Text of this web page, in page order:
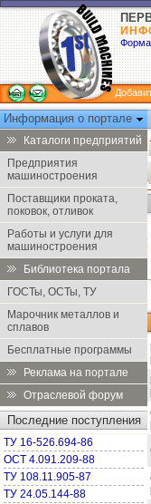
Форма
Информация о портале
Каталоги предприятий
Предприятия
машиностроения
Поставщики проката,
поковок, отливок
Работы и услуги для
машиностроения
Библиотека портала
ГОСТы, ОСТы, ТУ
Марочник металлов и
сплавов
Бесплатные программы
Реклама на портале
Отраслевой форум
Последние поступления
ТУ 16-526.694-86
ОСТ 4.091.209-88
ТУ 108.11.905-87
ТУ 24.05.144-88